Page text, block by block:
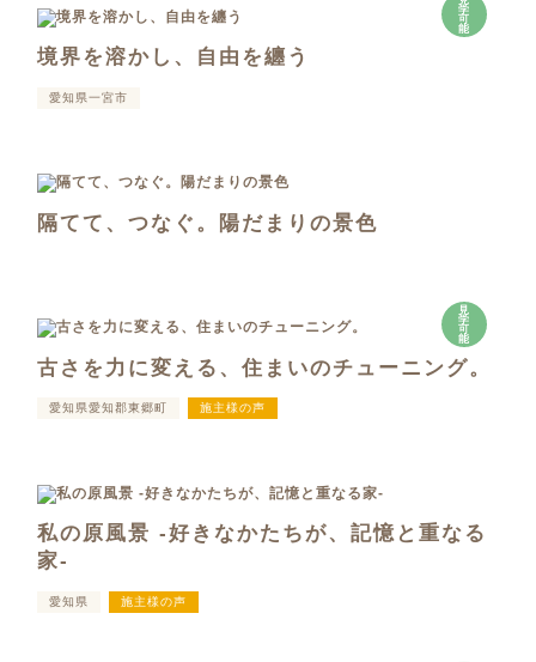
学
可
能
境界を溶かし、自由を纏う
愛知県一宮市
隔てて、つなぐ。陽だまりの景色
見
学
可
能
古さを力に変える、住まいのチューニング。
愛知県愛知郡東郷町 施主様の声
私の原風景 -好きなかたちが、記憶と重なる
家-
愛知県 施主様の声